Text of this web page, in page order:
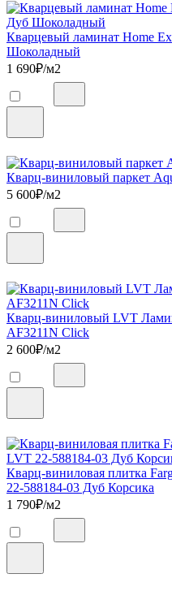
Кварцевый ламинат Home
Шоколадный
1 690₽/м2
Кварц-виниловый паркет
5 600₽/м2
Кварц-виниловый LVT
AF3211N Click
2 600₽/м2
Кварц-виниловая плитка
22-588184-03 Дуб Корсика
1 790₽/м2